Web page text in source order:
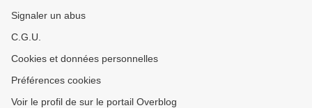
Signaler un abus
C.G.U.
Cookies et données personnelles
Préférences cookies
Voir le profil de sur le portail Overblog